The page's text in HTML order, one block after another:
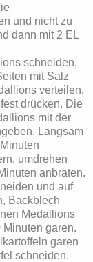
und nicht zu
dann mit 2 EL
schneiden,
mit Salz
verteilen,
drücken. Die
mit der
Langsam
umdrehen
anbraten.
und auf
Backblech
Medallions
garen.
garen
schneiden.